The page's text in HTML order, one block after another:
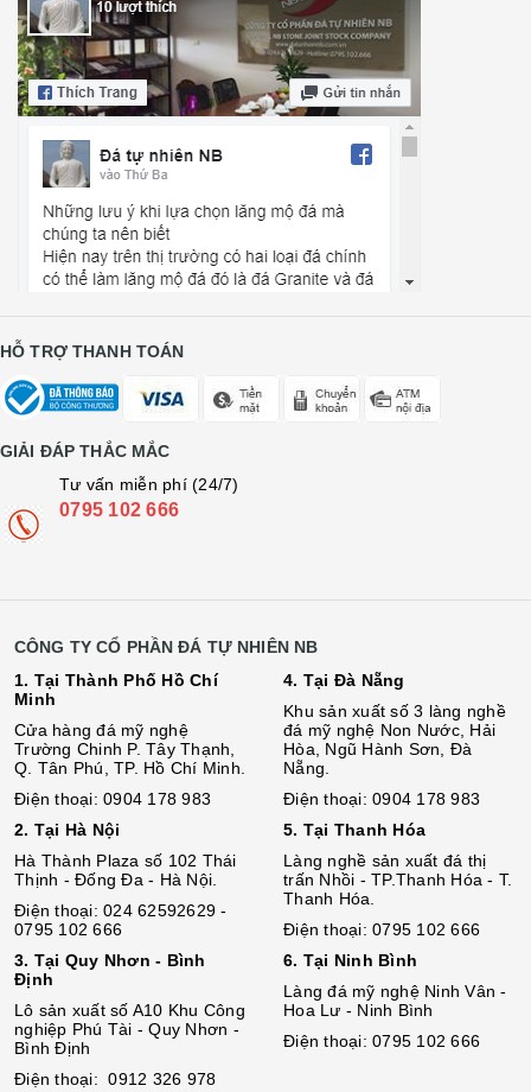
HỖ TRỢ THANH TOÁN
GIẢI ĐÁP THẮC MẮC
Tư vấn miễn phí (24/7)
0795 102 666
CÔNG TY CỔ PHẦN ĐÁ TỰ NHIÊN NB
1. Tại Thành Phố Hồ Chí
Minh
Cửa hàng đá mỹ nghệ
Trường Chinh P. Tây Thạnh,
Q. Tân Phú, TP. Hồ Chí Minh.
Điện thoại: 0904 178 983
2. Tại Hà Nội
Hà Thành Plaza số 102 Thái
Thịnh - Đống Đa - Hà Nội.
Điện thoại: 024 62592629 -
0795 102 666
3. Tại Quy Nhơn - Bình
Định
Lô sản xuất số A10 Khu Công
nghiệp Phú Tài - Quy Nhơn -
Bình Định
Điện thoại: 0912 326 978
4. Tại Đà Nẵng
Khu sản xuất số 3 làng nghề
đá mỹ nghệ Non Nước, Hải
Hòa, Ngũ Hành Sơn, Đà
Nẵng.
Điện thoại: 0904 178 983
5. Tại Thanh Hóa
Làng nghề sản xuất đá thị
trấn Nhồi - TP.Thanh Hóa - T.
Thanh Hóa.
Điện thoại: 0795 102 666
6. Tại Ninh Bình
Làng đá mỹ nghệ Ninh Vân -
Hoa Lư - Ninh Bình
Điện thoại: 0795 102 666